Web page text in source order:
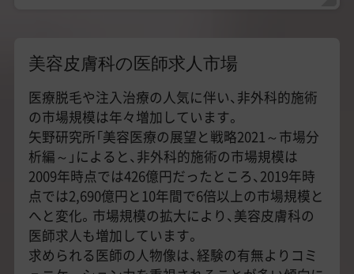
美容皮膚科の医師求人市場
医療脱毛や注入治療の人気に伴い、非外科的施術
の市場規模は年々増加しています。
矢野研究所「美容医療の展望と戦略2021～市場分
析編～」によると、非外科的施術の市場規模は
2009年時点では426億円だったところ、2019年時
点では2,690億円と10年間で6倍以上の市場規模と
へと変化。市場規模の拡大により、美容皮膚科の
医師求人も増加しています。
求められる医師の人物像は、経験の有無よりコミ